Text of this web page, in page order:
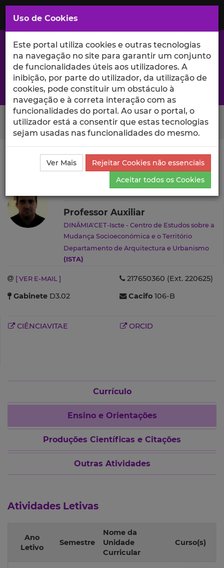
Saltar
para
Conteúdo
Principal
A excelência da investigação e ciência no Iscte
Search Button
Ciência_Iscte Autores Luis Gomes
Ensino e
Orientações
Luis Gomes
Professor Auxiliar
DINÂMIA'CET-Iscte - Centro de Estudos sobre a
Mudança Socioeconómica e o Território
Departamento de Arquitectura e Urbanismo
(ISTA)
[ VER E-MAIL ]
217650360 (Ext. 220625)
Gabinete D3.02 Cacifo 106-B
CIÊNCIAVITAE ORCID
Currículo
Ensino e Orientações
Produções Científicas e Citações
Outras Atividades
Atividades Letivas
Ano
Letivo
Semestre
Nome da
Unidade
Curricular
Curso(s)
Uso de Cookies
Este portal utiliza cookies e outras tecnologias
na navegação no site para garantir um conjunto
de funcionalidades úteis aos utilizadores. A
inibição, por parte do utilizador, da utilização de
cookies, pode constituir um obstáculo à
navegação e à correta interação com as
funcionalidades do portal. Ao usar o portal, o
utilizador está a consentir que estas tecnologias
sejam usadas nas funcionalidades do mesmo.
Ver Mais
Rejeitar Cookies não essenciais
Aceitar todos os Cookies